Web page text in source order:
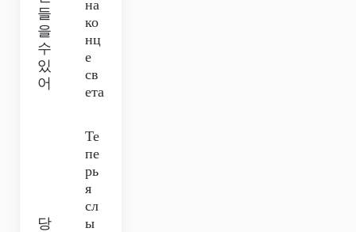
들
을
수
있
어
на
ко
нц
е
св
ета
당
Те
пе
рь
я
сл
ы